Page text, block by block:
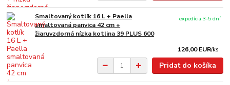
Smaltovaný kotlík 16 L + Paella
smaltovaná panvica 42 cm +
žiaruvzdorná nízka kotlina 39 PLUS 600
126,00 EUR/ks
expedícia 3-5 dní
Pridať do košíka